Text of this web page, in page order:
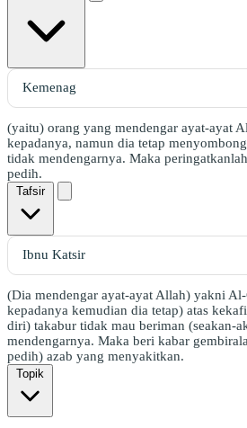
(yaitu) orang yang mendengar ayat-ayat
kepadanya, namun dia tetap
tidak mendengarnya. Maka
pedih.
Tafsir
(Dia mendengar ayat-ayat Allah) yakni
kepadanya kemudian dia tetap) atas
diri) takabur tidak mau beriman (seakan-
mendengarnya. Maka beri kabar
pedih) azab yang menyakitkan.
Topik